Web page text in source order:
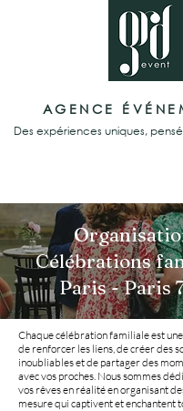
AGENCE
Des expériences uniques,
Célébrations
Paris - Paris
Chaque célébration familiale est
de renforcer les liens, de créer des
inoubliables et de partager des
avec vos proches. Nous sommes
vos rêves en réalité en organisant
mesure qui captivent et enchantent